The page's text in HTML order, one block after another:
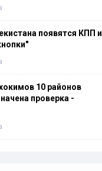
появятся КПП и
10 районов
проверка -